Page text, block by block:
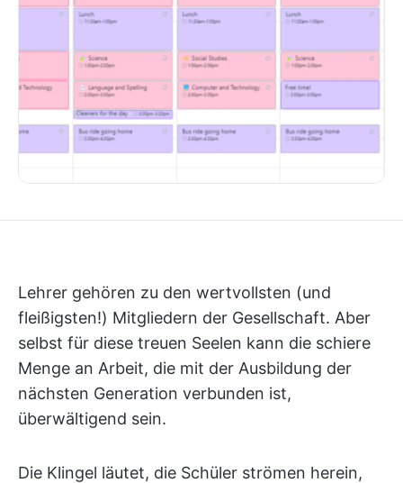
Lehrer gehören zu den wertvollsten (und
fleißigsten!) Mitgliedern der Gesellschaft. Aber
selbst für diese treuen Seelen kann die schiere
Menge an Arbeit, die mit der Ausbildung der
nächsten Generation verbunden ist,
überwältigend sein.
Die Klingel läutet, die Schüler strömen herein,